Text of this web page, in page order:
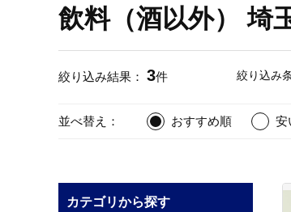
飲料（酒以外） 埼
絞り込み結果： 3件 絞り込み
並べ替え： おすすめ順 安
カテゴリから探す